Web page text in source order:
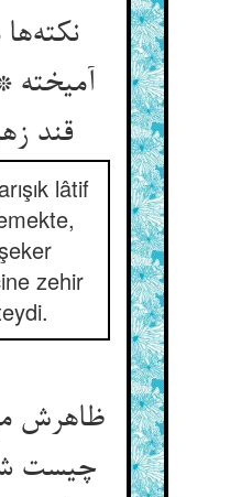
lâtif
zehir
ظاهرش
چیست